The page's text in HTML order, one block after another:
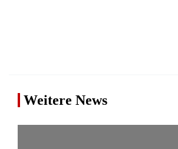
Weitere News